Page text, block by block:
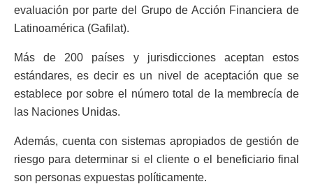
evaluación por parte del Grupo de Acción Financiera de
Latinoamérica (Gafilat).
Más de 200 países y jurisdicciones aceptan estos
estándares, es decir es un nivel de aceptación que se
establece por sobre el número total de la membrecía de
las Naciones Unidas.
Además, cuenta con sistemas apropiados de gestión de
riesgo para determinar si el cliente o el beneficiario final
son personas expuestas políticamente.